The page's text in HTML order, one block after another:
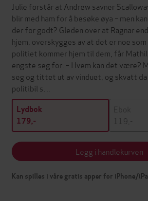
Julie forstår at Andrew savner
blir med ham for å besøke øya – men
der for godt? Gleden over at Ragnar
hjem, overskygges av at det er noe
politiet kommer hjem til dem, får
engste seg for. – Hvem kan det være?
seg og tittet ut av vinduet, og skvatt da
politibil s…
Lydbok
179,-
Ebok
119,-
Legg i handlekurven
Kan spilles i våre gratis apper for iPhone/